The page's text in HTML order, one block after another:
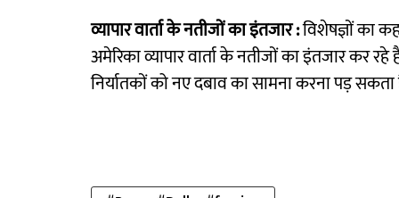
व्यापार वार्ता के नतीजों का इंतजार :विशेषज्ञों का
अमेरिका व्यापार वार्ता के नतीजों का इंतजार कर रहे
निर्यातकों को नए दबाव का सामना करना पड़